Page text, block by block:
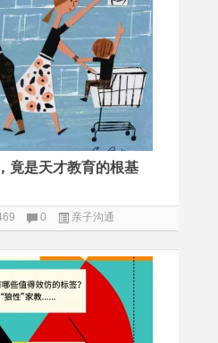
竟是天才教育的根基
0 亲子沟通